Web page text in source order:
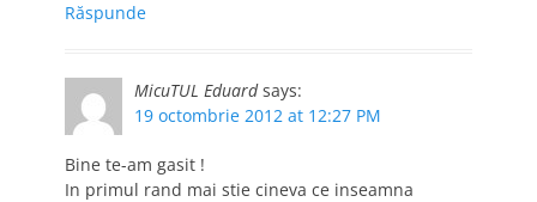
Răspunde
MicuTUL Eduard says:
19 octombrie 2012 at 12:27 PM
Bine te-am gasit !
In primul rand mai stie cineva ce inseamna